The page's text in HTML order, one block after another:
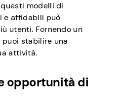
modelli di
e affidabili può
utenti. Fornendo un
puoi stabilire una
attività.
opportunità di